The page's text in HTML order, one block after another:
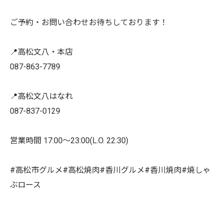
ご予約・お問い合わせお待ちしております！
📍高松文八・本店
087-863-7789
📍高松文八はなれ
087-837-0129
営業時間 17:00〜23:00(L.O. 22:30)
#高松市グルメ#高松焼肉#香川グルメ#香川焼肉#焼しゃ
ぶロース